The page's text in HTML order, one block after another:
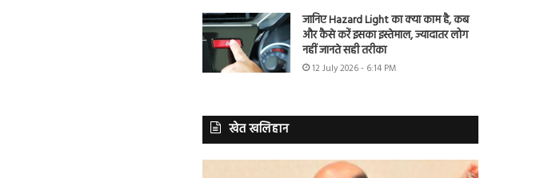
जानिए Hazard Light का क्या काम है, कब
और कैसे करें इसका इस्तेमाल, ज्यादातर लोग
नहीं जानते सही तरीका
12 July 2026 - 6:14 PM
खेत खलिहान